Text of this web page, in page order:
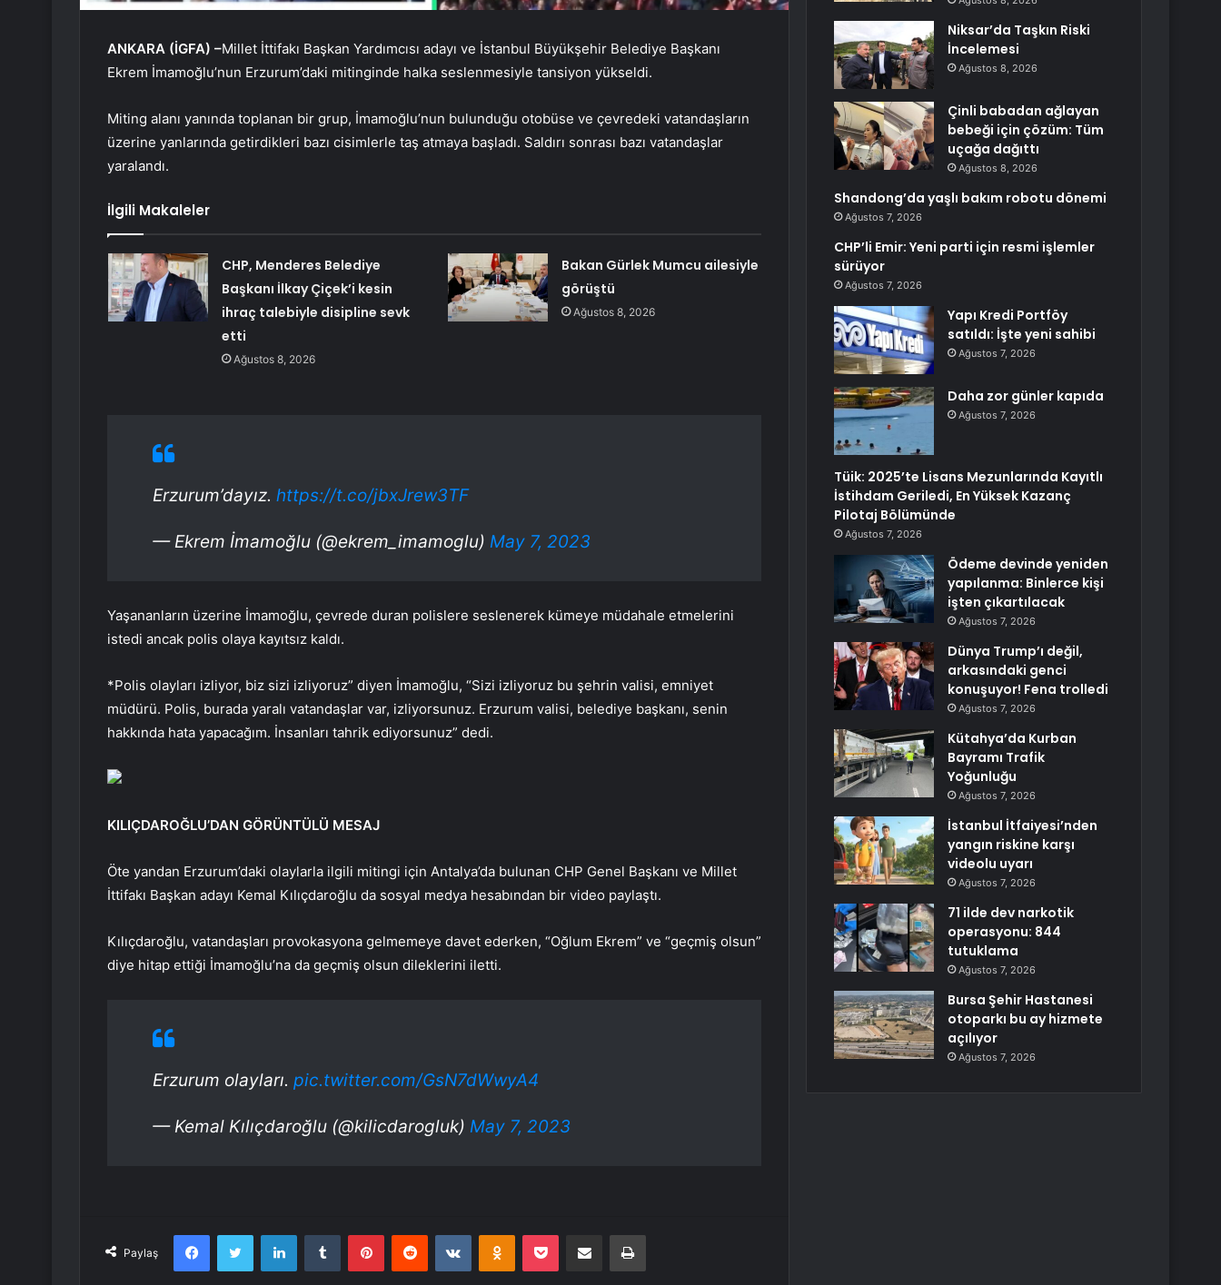
ANKARA (İGFA) –Millet İttifakı Başkan Yardımcısı adayı ve İstanbul Büyükşehir Belediye Başkanı
Ekrem İmamoğlu’nun Erzurum’daki mitinginde halka seslenmesiyle tansiyon yükseldi.
Miting alanı yanında toplanan bir grup, İmamoğlu’nun bulunduğu otobüse ve çevredeki vatandaşların
üzerine yanlarında getirdikleri bazı cisimlerle taş atmaya başladı. Saldırı sonrası bazı vatandaşlar
yaralandı.
İlgili Makaleler
CHP, Menderes Belediye
Başkanı İlkay Çiçek’i kesin
ihraç talebiyle disipline sevk
etti
Ağustos 8, 2026
Bakan Gürlek Mumcu ailesiyle
görüştü
Ağustos 8, 2026
Erzurum’dayız. https://t.co/jbxJrew3TF
— Ekrem İmamoğlu (@ekrem_imamoglu) May 7, 2023
Yaşananların üzerine İmamoğlu, çevrede duran polislere seslenerek kümeye müdahale etmelerini
istedi ancak polis olaya kayıtsız kaldı.
*Polis olayları izliyor, biz sizi izliyoruz” diyen İmamoğlu, “Sizi izliyoruz bu şehrin valisi, emniyet
müdürü. Polis, burada yaralı vatandaşlar var, izliyorsunuz. Erzurum valisi, belediye başkanı, senin
hakkında hata yapacağım. İnsanları tahrik ediyorsunuz” dedi.
KILIÇDAROĞLU’DAN GÖRÜNTÜLÜ MESAJ
Öte yandan Erzurum’daki olaylarla ilgili mitingi için Antalya’da bulunan CHP Genel Başkanı ve Millet
İttifakı Başkan adayı Kemal Kılıçdaroğlu da sosyal medya hesabından bir video paylaştı.
Kılıçdaroğlu, vatandaşları provokasyona gelmemeye davet ederken, “Oğlum Ekrem” ve “geçmiş olsun”
diye hitap ettiği İmamoğlu’na da geçmiş olsun dileklerini iletti.
Erzurum olayları. pic.twitter.com/GsN7dWwyA4
— Kemal Kılıçdaroğlu (@kilicdarogluk) May 7, 2023
Paylaş
FacebookTwitter LinkedInTumblr PinterestReddit VKontakteOdnoklassniki
Pocket E-Posta ile paylaş Yazdır
Niksar’da Taşkın Riski
İncelemesi
Ağustos 8, 2026
Çinli babadan ağlayan
bebeği için çözüm: Tüm
uçağa dağıttı
Ağustos 8, 2026
Shandong’da yaşlı bakım robotu dönemi
Ağustos 7, 2026
CHP’li Emir: Yeni parti için resmi işlemler
sürüyor
Ağustos 7, 2026
Yapı Kredi Portföy
satıldı: İşte yeni sahibi
Ağustos 7, 2026
Daha zor günler kapıda
Ağustos 7, 2026
Tüik: 2025’te Lisans Mezunlarında Kayıtlı
İstihdam Geriledi, En Yüksek Kazanç
Pilotaj Bölümünde
Ağustos 7, 2026
Ödeme devinde yeniden
yapılanma: Binlerce kişi
işten çıkartılacak
Ağustos 7, 2026
Dünya Trump’ı değil,
arkasındaki genci
konuşuyor! Fena trolledi
Ağustos 7, 2026
Kütahya’da Kurban
Bayramı Trafik
Yoğunluğu
Ağustos 7, 2026
İstanbul İtfaiyesi’nden
yangın riskine karşı
videolu uyarı
Ağustos 7, 2026
71 ilde dev narkotik
operasyonu: 844
tutuklama
Ağustos 7, 2026
Bursa Şehir Hastanesi
otoparkı bu ay hizmete
açılıyor
Ağustos 7, 2026